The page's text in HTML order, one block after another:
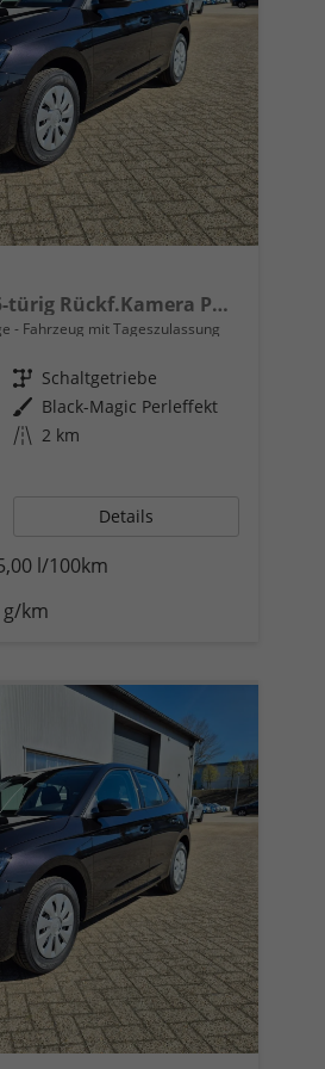
1.0 TSI 95PS Selection 5-türig Rückf.Kamera Parksensoren Sitzheizung Multifunktionslenkrad Klima Skoda-Radio Bluetooth Touchscreen Tempomat Nebelsch. Apple CarPlay + Android Auto
Fahrzeug mit Tageszulassung
Getriebe Schaltgetriebe
Außenfarbe Black-Magic Perleffekt
Kilometerstand 2 km
Details
l/100km
g/km